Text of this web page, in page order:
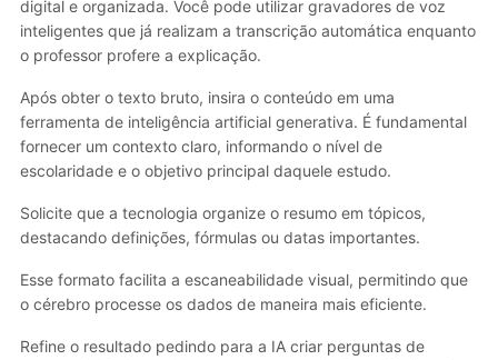
digital e organizada. Você pode utilizar gravadores de voz
inteligentes que já realizam a transcrição automática enquanto
o professor profere a explicação.
Após obter o texto bruto, insira o conteúdo em uma
ferramenta de inteligência artificial generativa. É fundamental
fornecer um contexto claro, informando o nível de
escolaridade e o objetivo principal daquele estudo.
Solicite que a tecnologia organize o resumo em tópicos,
destacando definições, fórmulas ou datas importantes.
Esse formato facilita a escaneabilidade visual, permitindo que
o cérebro processe os dados de maneira mais eficiente.
Refine o resultado pedindo para a IA criar perguntas de